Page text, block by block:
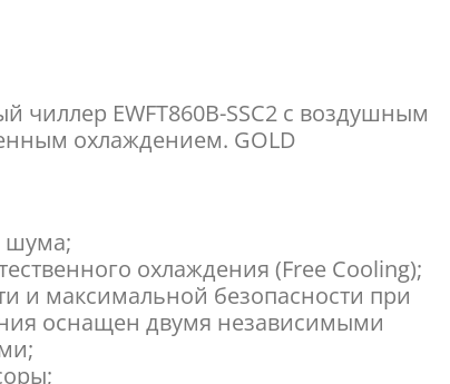
чиллер EWFT860B-SSC2 с воздушным
охлаждением. GOLD
шума;
охлаждения (Free Cooling);
и максимальной безопасности при
оснащен двумя независимыми